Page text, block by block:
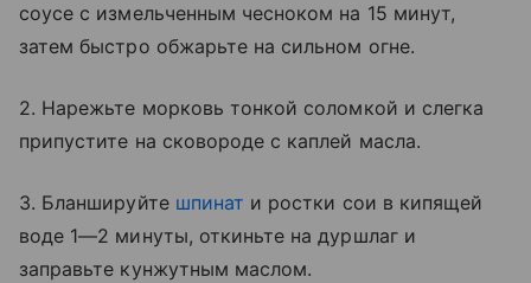
соусе с измельченным чесноком на 15 минут,
затем быстро обжарьте на сильном огне.
2. Нарежьте морковь тонкой соломкой и слегка
припустите на сковороде с каплей масла.
3. Бланшируйте шпинат и ростки сои в кипящей
воде 1—2 минуты, откиньте на дуршлаг и
заправьте кунжутным маслом.